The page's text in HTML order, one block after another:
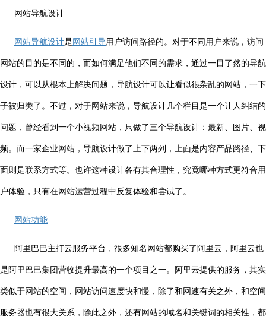
网站导航设计
网站导航设计是 网站引导用户访问路径的。对于不同用户来说，访问
网站的目的是不同的，而如何满足他们不同的需求，通过一目了然的导航
设计，可以从根本上解决问题，导航设计可以让看似很杂乱的网站，一下
子被归类了。不过，对于网站来说，导航设计几个栏目是一个让人纠结的
问题，曾经看到一个小视频网站，只做了三个导航设计：最新、图片、视
频。而一家企业网站，导航设计做了上下两列，上面是内容产品路径、下
面则是联系方式等。也许这种设计各有其合理性，究竟哪种方式更符合用
户体验，只有在网站运营过程中反复体验和尝试了。
网站功能
阿里巴巴主打云服务平台，很多知名网站都购买了阿里云，阿里云也
是阿里巴巴集团营收提升最高的一个项目之一。阿里云提供的服务，其实
类似于网站的空间，网站访问速度快和慢，除了和网速有关之外，和空间
服务器也有很大关系，除此之外，还有网站的域名和关键词的相关性，都